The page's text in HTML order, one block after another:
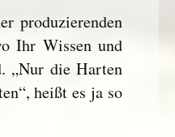
produzierenden
Ihr Wissen und
„Nur die Harten
heißt es ja so